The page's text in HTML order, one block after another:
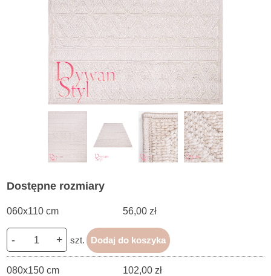
Dostępne rozmiary
060x110 cm 56,00 zł
- + szt. Dodaj do koszyka
080x150 cm 102,00 zł